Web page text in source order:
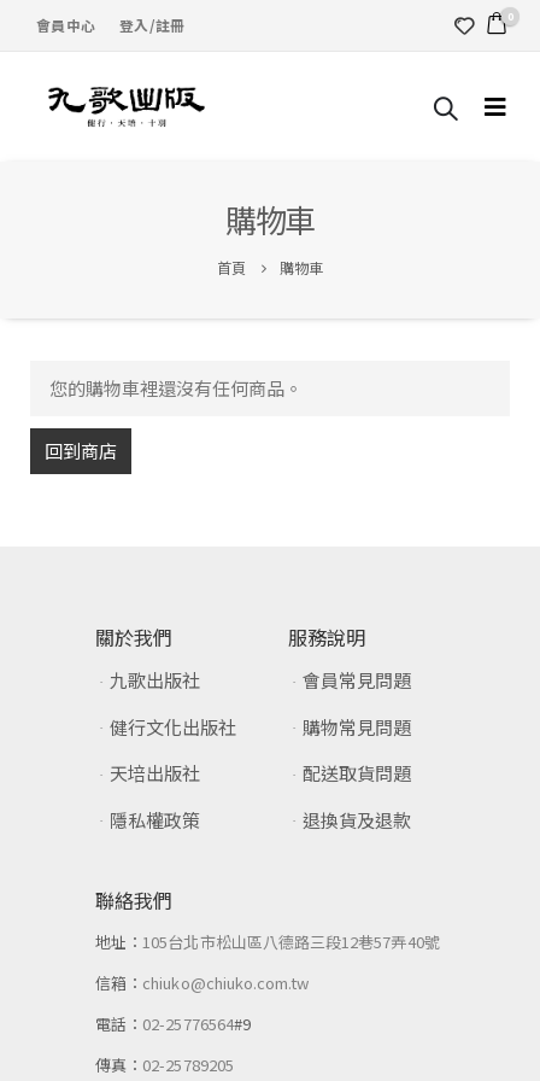
會員中心 登入/註冊 0
購物車
首頁 購物車
您的購物車裡還沒有任何商品。
回到商店
關於我們
九歌出版社
健行文化出版社
天培出版社
隱私權政策
服務說明
會員常見問題
購物常見問題
配送取貨問題
退換貨及退款
聯絡我們
地址：105台北市松山區八德路三段12巷57弄40號
信箱： chiuko@chiuko.com.tw
電話： 02-25776564#9
傳真： 02-25789205